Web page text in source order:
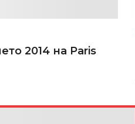
2014 на Paris